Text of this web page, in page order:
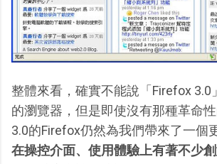
整體來看，確實不能說「Firefox 3.0
的瀏覽器，但是即使沒有那種革命
3.0的Firefox仍然為我們帶來了一個
在操控介面、使用體驗上有著不少